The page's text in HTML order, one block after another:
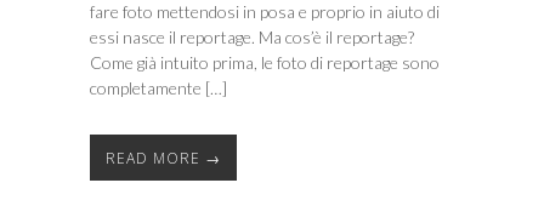
fare foto mettendosi in posa e proprio in aiuto di
essi nasce il reportage. Ma cos’è il reportage?
Come già intuito prima, le foto di reportage sono
completamente […]
READ MORE →